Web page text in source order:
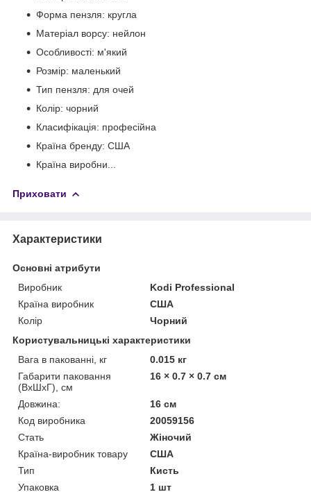
Форма пензля: кругла
Матеріал ворсу: нейлон
Особливості: м'який
Розмір: маленький
Тип пензля: для очей
Колір: чорний
Класифікація: професійна
Країна бренду: США
Країна виробни...
Приховати
Характеристики
Основні атрибути
Виробник
Kodi Professional
Країна виробник
США
Колір
Чорний
Користувальницькі характеристики
Вага в пакованні, кг
0.015 кг
Габарити паковання
(ВхШхГ), см
16 × 0.7 × 0.7 см
Довжина:
16 см
Код виробника
20059156
Стать
Жіночий
Країна-виробник товару
США
Тип
Кисть
Упаковка
1 шт